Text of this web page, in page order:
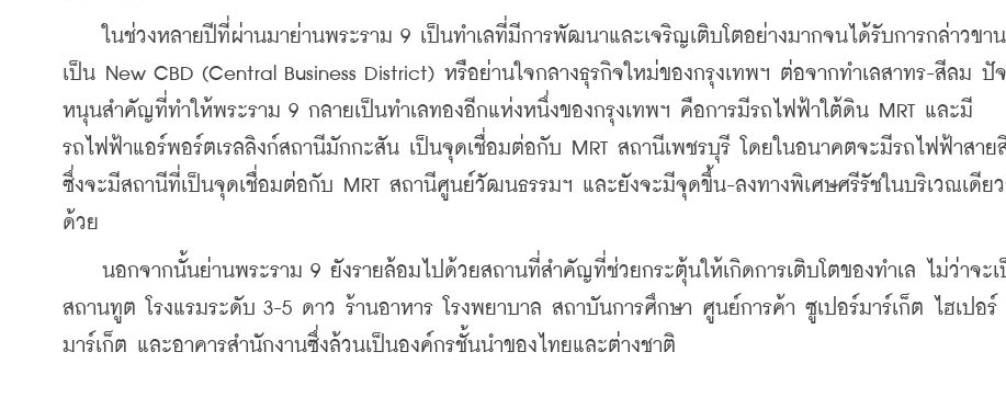
ในช่วงหลายปีที่ผ่านมาย่านพระราม 9 เป็นทำเลที่มีการพัฒนาและเจริญเติบโตอย่างมากจนได้รับการกล่าวขา
เป็น New CBD (Central Business District) หรือย่านใจกลางธุรกิจใหม่ของกรุงเทพฯ ต่อจากทำเลสาทร-สีลม ปั
หนุนสำคัญที่ทำให้พระราม 9 กลายเป็นทำเลทองอีกแห่งหนึ่งของกรุงเทพฯ คือการมีรถไฟฟ้าใต้ดิน MRT และมี
รถไฟฟ้าแอร์พอร์ตเรลลิงก์สถานีมักกะสัน เป็นจุดเชื่อมต่อกับ MRT สถานีเพชรบุรี โดยในอนาคตจะมีรถไฟฟ้าสาย
ซึ่งจะมีสถานีที่เป็นจุดเชื่อมต่อกับ MRT สถานีศูนย์วัฒนธรรมฯ และยังจะมีจุดขึ้น-ลงทางพิเศษศรีรัชในบริเวณเดีย
ด้วย
นอกจากนั้นย่านพระราม 9 ยังรายล้อมไปด้วยสถานที่สำคัญที่ช่วยกระตุ้นให้เกิดการเติบโตของทำเล ไม่ว่าจะเ
สถานทูต โรงแรมระดับ 3-5 ดาว ร้านอาหาร โรงพยาบาล สถาบันการศึกษา ศูนย์การค้า ซูเปอร์มาร์เก็ต ไฮเปอร์
มาร์เก็ต และอาคารสำนักงานซึ่งล้วนเป็นองค์กรชั้นนำของไทยและต่างชาติ